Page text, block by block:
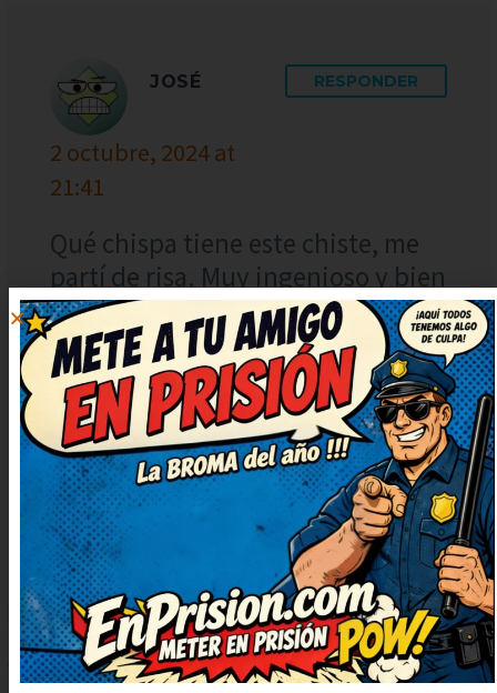
JOSÉ
2 octubre, 2024 at
21:41
RESPONDER
Qué chispa tiene este chiste, me
partí de risa. Muy ingenioso y bien
escrito, ¡enhorabuena! Muy
ingenioso y bien escrito,
¡enhorabuena! Entretenidísimo,
me hizo desconectar un rato.
DEJARUN
COMENTARIO